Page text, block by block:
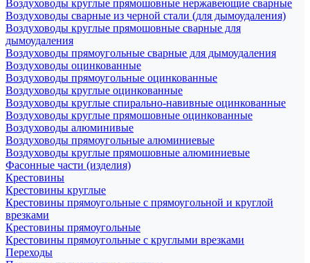
Воздуховоды круглые прямошовные нержавеющие сварные
Воздуховоды сварные из черной стали (для дымоудаления)
Воздуховоды круглые прямошовные сварные для
дымоудаления
Воздуховоды прямоугольные сварные для дымоудаления
Воздуховоды оцинкованные
Воздуховоды прямоугольные оцинкованные
Воздуховоды круглые оцинкованные
Воздуховоды круглые спирально-навивные оцинкованные
Воздуховоды круглые прямошовные оцинкованные
Воздуховоды алюминивые
Воздуховоды прямоугольные алюминиевые
Воздуховоды круглые прямошовные алюминиевые
Фасонные части (изделия)
Крестовины
Крестовины круглые
Крестовины прямоугольные с прямоугольной и круглой
врезками
Крестовины прямоугольные
Крестовины прямоугольные с круглыми врезками
Переходы